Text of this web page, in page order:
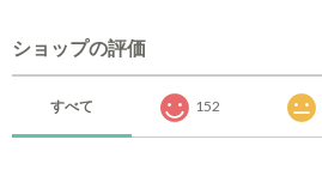
ショップの評価
すべて 152